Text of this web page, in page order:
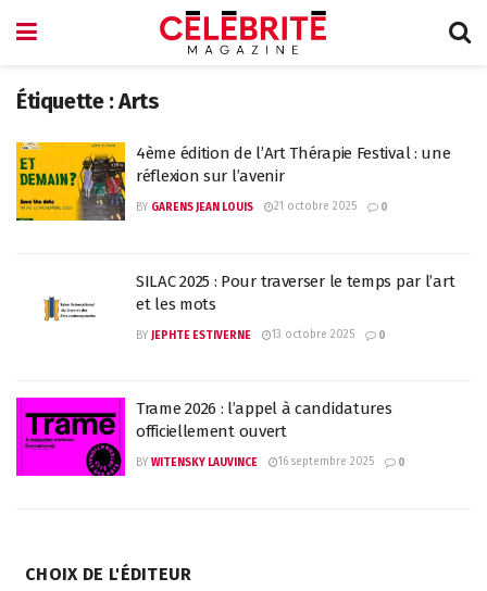
Étiquette :Arts
4ème édition de l’Art Thérapie Festival : une
réflexion sur l’avenir
BY GARENS JEAN LOUIS 21 octobre 2025 0
SILAC 2025 : Pour traverser le temps par l’art
et les mots
BY JEPHTE ESTIVERNE 13 octobre 2025 0
Trame 2026 : l’appel à candidatures
officiellement ouvert
BY WITENSKY LAUVINCE 16 septembre 2025 0
CHOIX DE L'ÉDITEUR